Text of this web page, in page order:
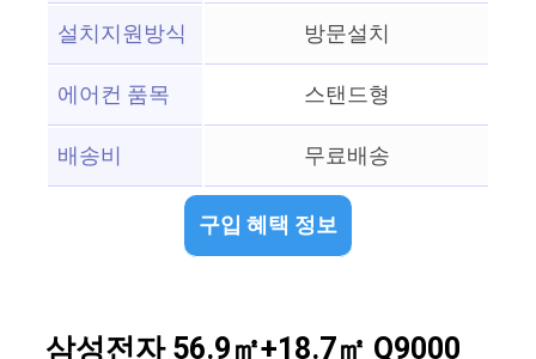
설치지원방식
방문설치
에어컨 품목
스탠드형
배송비
무료배송
구입 혜택 정보